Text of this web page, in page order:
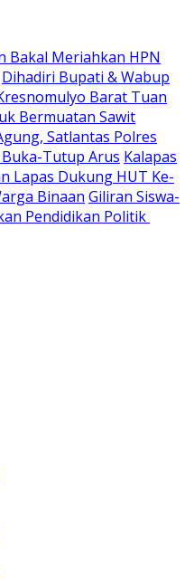
Bakal Meriahkan HPN
Dihadiri Bupati & Wabup
Barat Tuan
Bermuatan Sawit
Satlantas Polres
Tutup Arus Kalapas
Lapas Dukung HUT Ke-
Binaan Giliran Siswa-
Pendidikan Politik